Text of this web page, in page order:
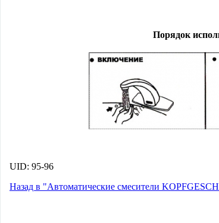
Порядок
UID: 95-96
Назад в "Автоматические смесители